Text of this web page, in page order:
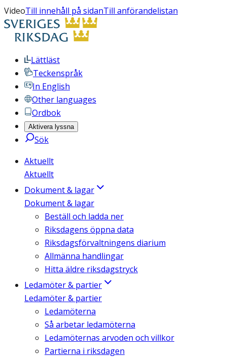
VideoTill innehåll på sidanTill anförandelistan
Lättläst
Teckenspråk
In English
Other languages
Ordbok
Aktivera lyssna
Sök
Aktuellt
Aktuellt
Dokument & lagar
Dokument & lagar
Beställ och ladda ner
Riksdagens öppna data
Riksdagsförvaltningens diarium
Allmänna handlingar
Hitta äldre riksdagstryck
Ledamöter & partier
Ledamöter & partier
Ledamöterna
Så arbetar ledamöterna
Ledamöternas arvoden och villkor
Partierna i riksdagen